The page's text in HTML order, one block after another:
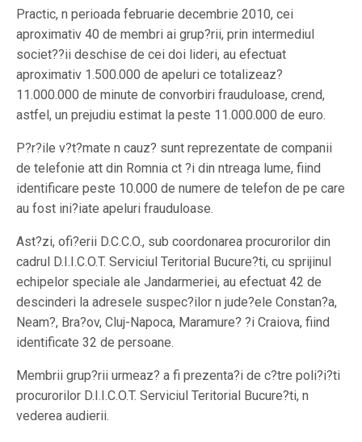
Practic, n perioada februarie decembrie 2010, cei
aproximativ 40 de membri ai grup?rii, prin intermediul
societ??ii deschise de cei doi lideri, au efectuat
aproximativ 1.500.000 de apeluri ce totalizeaz?
11.000.000 de minute de convorbiri frauduloase, crend,
astfel, un prejudiu estimat la peste 11.000.000 de euro.
P?r?ile v?t?mate n cauz? sunt reprezentate de companii
de telefonie att din Romnia ct ?i din ntreaga lume, fiind
identificare peste 10.000 de numere de telefon de pe care
au fost ini?iate apeluri frauduloase.
Ast?zi, ofi?erii D.C.C.O., sub coordonarea procurorilor din
cadrul D.I.I.C.O.T. Serviciul Teritorial Bucure?ti, cu sprijinul
echipelor speciale ale Jandarmeriei, au efectuat 42 de
descinderi la adresele suspec?ilor n jude?ele Constan?a,
Neam?, Bra?ov, Cluj-Napoca, Maramure? ?i Craiova, fiind
identificate 32 de persoane.
Membrii grup?rii urmeaz? a fi prezenta?i de c?tre poli?i?ti
procurorilor D.I.I.C.O.T. Serviciul Teritorial Bucure?ti, n
vederea audierii.